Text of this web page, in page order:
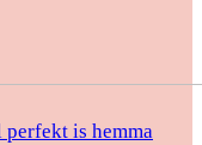
is hemma